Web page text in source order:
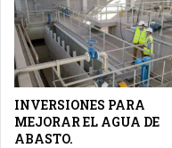
INVERSIONES PARA
MEJORAR EL AGUA DE
ABASTO.